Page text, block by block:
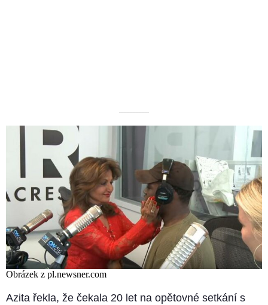
––––––––––
Obrázek z pl.newsner.com
Azita řekla, že čekala 20 let na opětovné setkání s